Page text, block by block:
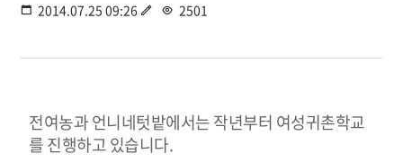
2014.07.25 09:26 2501
전여농과 언니네텃밭에서는 작년부터 여성귀촌학교
를 진행하고 있습니다.